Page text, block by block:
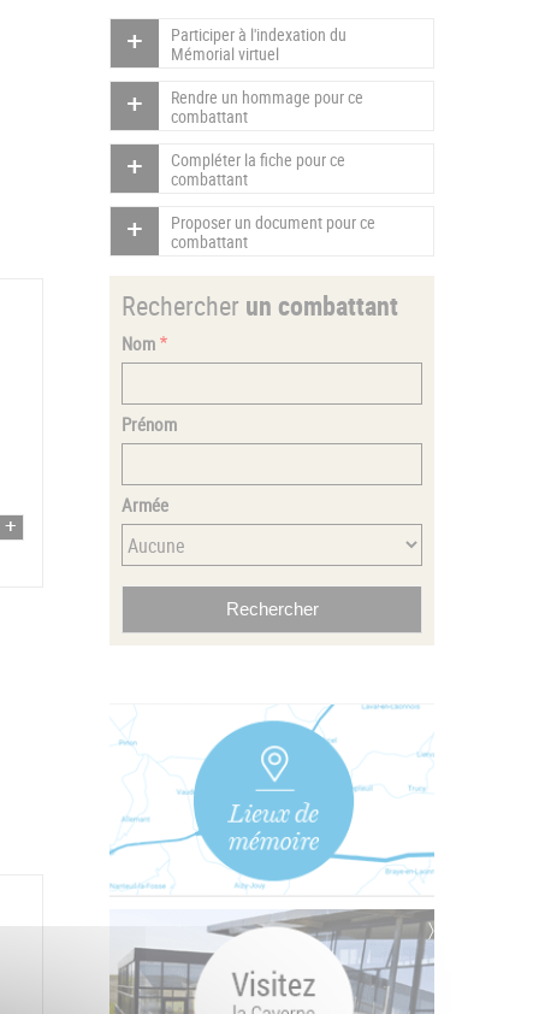
Participer à l'indexation du
Mémorial virtuel
Rendre un hommage pour ce
combattant
Compléter la fiche pour ce
combattant
Proposer un document pour ce
combattant
Rechercher un combattant
Nom
Prénom
Armée